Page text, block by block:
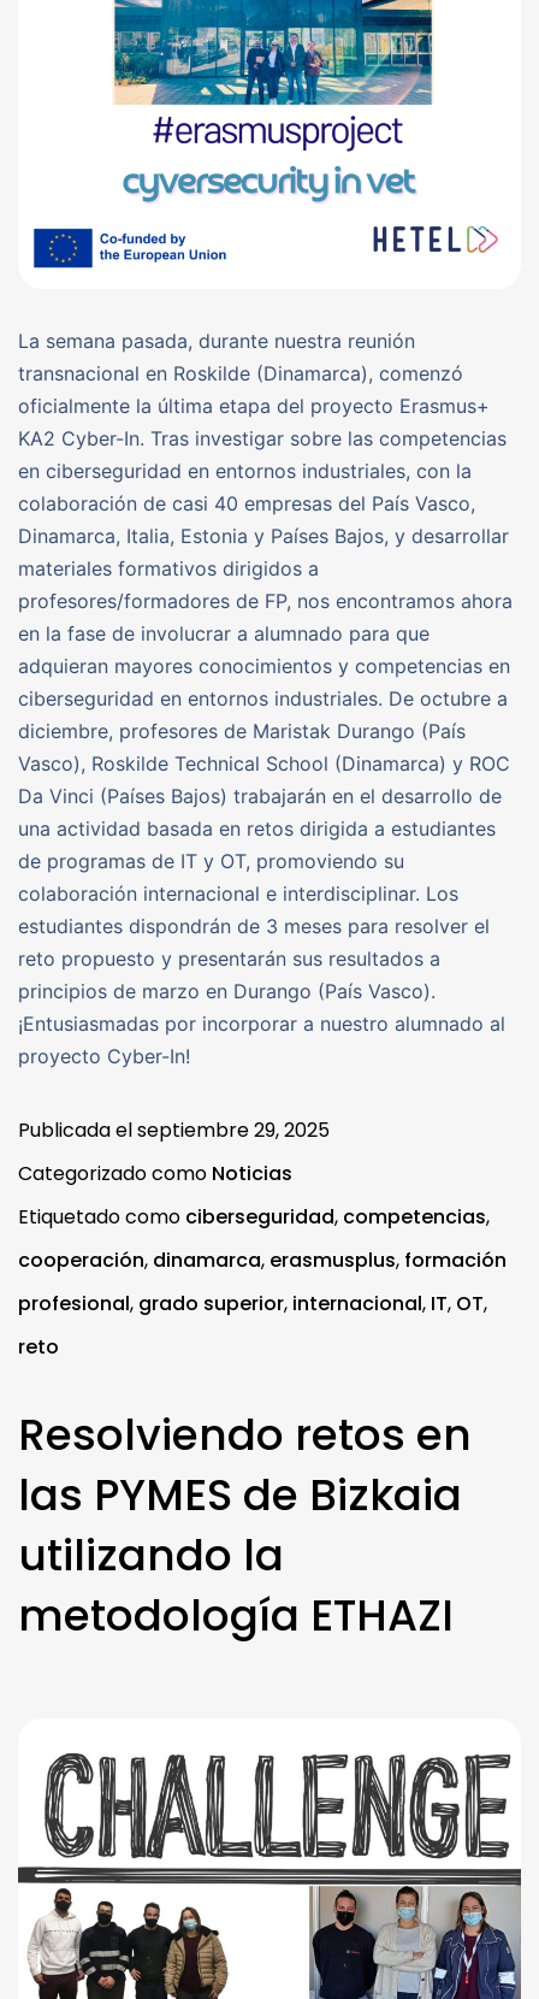
La semana pasada, durante nuestra reunión
transnacional en Roskilde (Dinamarca), comenzó
oficialmente la última etapa del proyecto Erasmus+
KA2 Cyber-In. Tras investigar sobre las competencias
en ciberseguridad en entornos industriales, con la
colaboración de casi 40 empresas del País Vasco,
Dinamarca, Italia, Estonia y Países Bajos, y desarrollar
materiales formativos dirigidos a
profesores/formadores de FP, nos encontramos ahora
en la fase de involucrar a alumnado para que
adquieran mayores conocimientos y competencias en
ciberseguridad en entornos industriales. De octubre a
diciembre, profesores de Maristak Durango (País
Vasco), Roskilde Technical School (Dinamarca) y ROC
Da Vinci (Países Bajos) trabajarán en el desarrollo de
una actividad basada en retos dirigida a estudiantes
de programas de IT y OT, promoviendo su
colaboración internacional e interdisciplinar. Los
estudiantes dispondrán de 3 meses para resolver el
reto propuesto y presentarán sus resultados a
principios de marzo en Durango (País Vasco).
¡Entusiasmadas por incorporar a nuestro alumnado al
proyecto Cyber-In!
Publicada elseptiembre 29, 2025
Categorizado como Noticias
Etiquetado como ciberseguridad, competencias,
cooperación, dinamarca, erasmusplus, formación
profesional, grado superior, internacional, IT, OT,
reto
Resolviendo retos en
las PYMES de Bizkaia
utilizando la
metodología ETHAZI